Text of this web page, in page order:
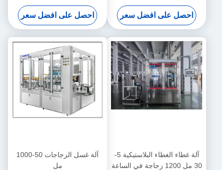
احصل على افضل سعر احصل على افضل سعر
آلة غطاء الغطاء البلاستيكية 5-
30 مل 1200 زجاجة في الساعة
آلة غسل الزجاجات 50-1000
مل